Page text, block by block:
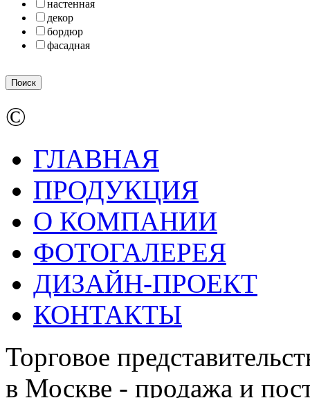
настенная
декор
бордюр
фасадная
©
ГЛАВНАЯ
ПРОДУКЦИЯ
О КОМПАНИИ
ФОТОГАЛЕРЕЯ
ДИЗАЙН-ПРОЕКТ
КОНТАКТЫ
Торговое
в Москве - продажа и